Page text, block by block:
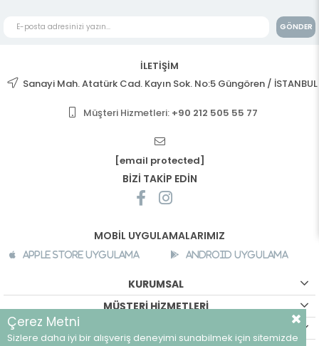
GÖNDER
İLETİŞİM
Sanayi Mah. Atatürk Cad. Kayın Sok. No:5 Güngören / İSTANBUL
Müşteri Hizmetleri: +90 212 505 55 77
[email protected]
BİZİ TAKİP EDİN
MOBİL UYGULAMALARIMIZ
Apple Store Uygulama Android Uygulama
KURUMSAL
MÜŞTERİ HİZMETLERİ
Çerez Metni
Sizlere daha iyi bir alışveriş deneyimi sunabilmek için sitemizde